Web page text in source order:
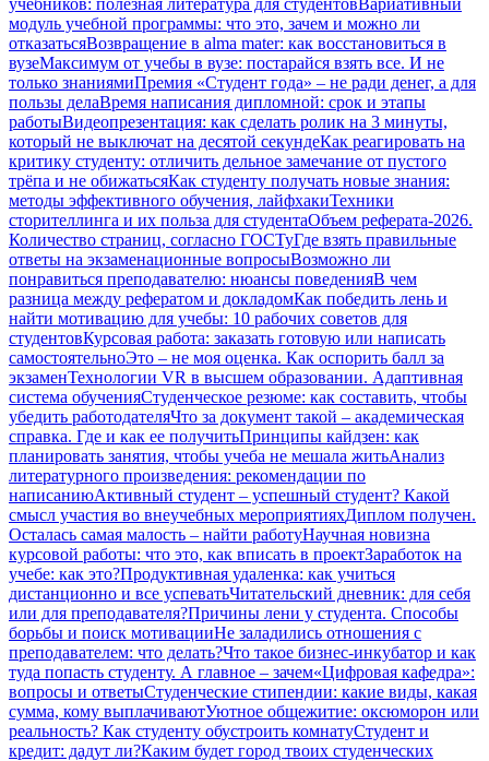
учебников: полезная литература для студентовВариативный
модуль учебной программы: что это, зачем и можно ли
отказатьсяВозвращение в alma mater: как восстановиться в
вузеМаксимум от учебы в вузе: постарайся взять все. И не
только знаниямиПремия «Студент года» – не ради денег, а для
пользы делаВремя написания дипломной: срок и этапы
работыВидеопрезентация: как сделать ролик на 3 минуты,
который не выключат на десятой секундеКак реагировать на
критику студенту: отличить дельное замечание от пустого
трёпа и не обижатьсяКак студенту получать новые знания:
методы эффективного обучения, лайфхакиТехники
сторителлинга и их польза для студентаОбъем реферата-2026.
Количество страниц, согласно ГОСТуГде взять правильные
ответы на экзаменационные вопросыВозможно ли
понравиться преподавателю: нюансы поведенияВ чем
разница между рефератом и докладомКак победить лень и
найти мотивацию для учебы: 10 рабочих советов для
студентовКурсовая работа: заказать готовую или написать
самостоятельноЭто – не моя оценка. Как оспорить балл за
экзаменТехнологии VR в высшем образовании. Адаптивная
система обученияСтуденческое резюме: как составить, чтобы
убедить работодателяЧто за документ такой – академическая
справка. Где и как ее получитьПринципы кайдзен: как
планировать занятия, чтобы учеба не мешала житьАнализ
литературного произведения: рекомендации по
написаниюАктивный студент – успешный студент? Какой
смысл участия во внеучебных мероприятияхДиплом получен.
Осталась самая малость – найти работуНаучная новизна
курсовой работы: что это, как вписать в проектЗаработок на
учебе: как это?Продуктивная удаленка: как учиться
дистанционно и все успеватьЧитательский дневник: для себя
или для преподавателя?Причины лени у студента. Способы
борьбы и поиск мотивацииНе заладились отношения с
преподавателем: что делать?Что такое бизнес-инкубатор и как
туда попасть студенту. А главное – зачем«Цифровая кафедра»:
вопросы и ответыСтуденческие стипендии: какие виды, какая
сумма, кому выплачиваютУютное общежитие: оксюморон или
реальность? Как студенту обустроить комнатуСтудент и
кредит: дадут ли?Каким будет город твоих студенческих